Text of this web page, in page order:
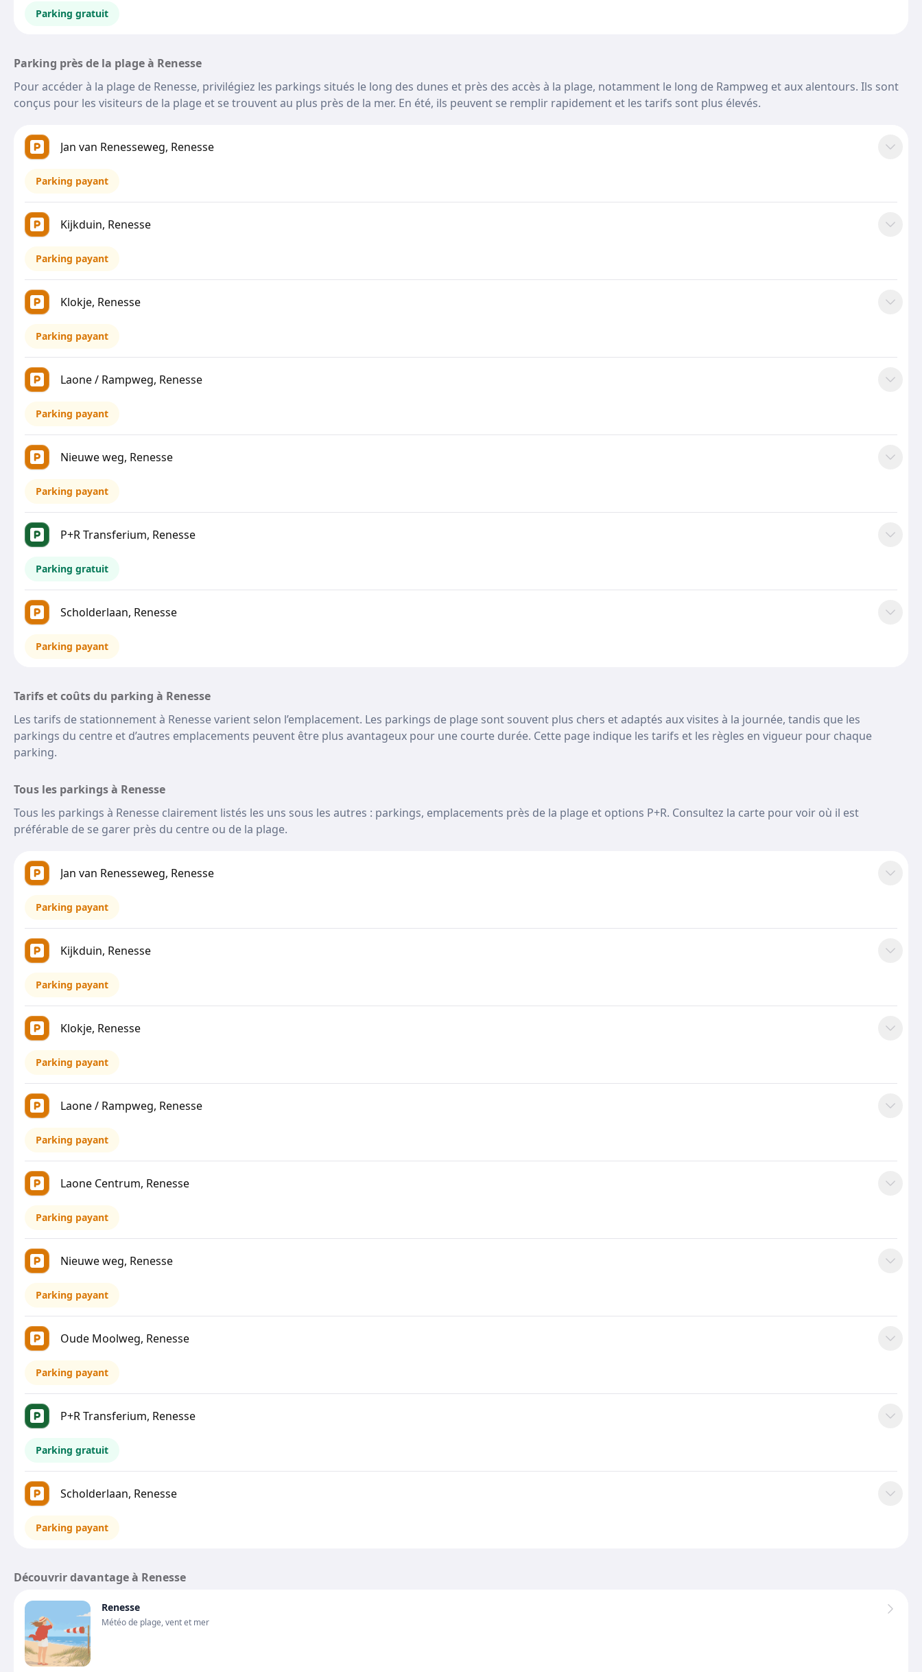
Parking gratuit
Parking près de la plage à Renesse
Pour accéder à la plage de Renesse, privilégiez les parkings situés le long des dunes et près des accès à la plage, notamment le long de Rampweg et aux alentours. Ils sont
conçus pour les visiteurs de la plage et se trouvent au plus près de la mer. En été, ils peuvent se remplir rapidement et les tarifs sont plus élevés.
Jan van Renesseweg, Renesse
Parking payant
Kijkduin, Renesse
Parking payant
Klokje, Renesse
Parking payant
Laone / Rampweg, Renesse
Parking payant
Nieuwe weg, Renesse
Parking payant
P+R Transferium, Renesse
Parking gratuit
Scholderlaan, Renesse
Parking payant
Tarifs et coûts du parking à Renesse
Les tarifs de stationnement à Renesse varient selon l’emplacement. Les parkings de plage sont souvent plus chers et adaptés aux visites à la journée, tandis que les
parkings du centre et d’autres emplacements peuvent être plus avantageux pour une courte durée. Cette page indique les tarifs et les règles en vigueur pour chaque
parking.
Tous les parkings à Renesse
Tous les parkings à Renesse clairement listés les uns sous les autres : parkings, emplacements près de la plage et options P+R. Consultez la carte pour voir où il est
préférable de se garer près du centre ou de la plage.
Jan van Renesseweg, Renesse
Parking payant
Kijkduin, Renesse
Parking payant
Klokje, Renesse
Parking payant
Laone / Rampweg, Renesse
Parking payant
Laone Centrum, Renesse
Parking payant
Nieuwe weg, Renesse
Parking payant
Oude Moolweg, Renesse
Parking payant
P+R Transferium, Renesse
Parking gratuit
Scholderlaan, Renesse
Parking payant
Découvrir davantage à Renesse
Renesse
Météo de plage, vent et mer